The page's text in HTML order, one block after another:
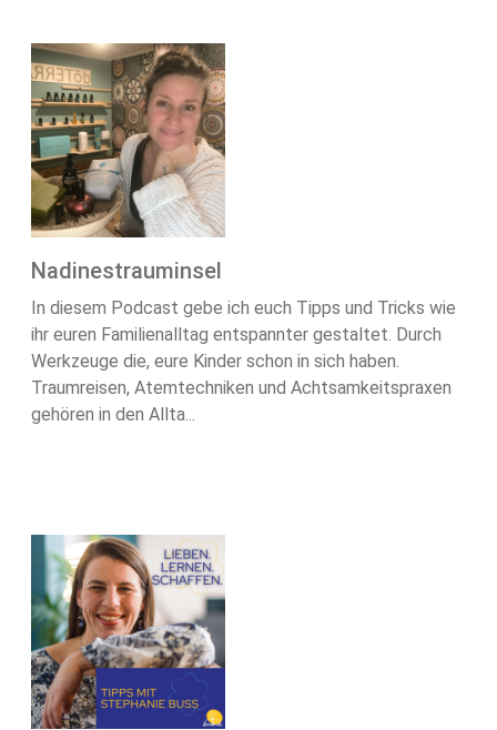
Nadinestrauminsel
In diesem Podcast gebe ich euch Tipps und Tricks wie
ihr euren Familienalltag entspannter gestaltet. Durch
Werkzeuge die, eure Kinder schon in sich haben.
Traumreisen, Atemtechniken und Achtsamkeitspraxen
gehören in den Allta...